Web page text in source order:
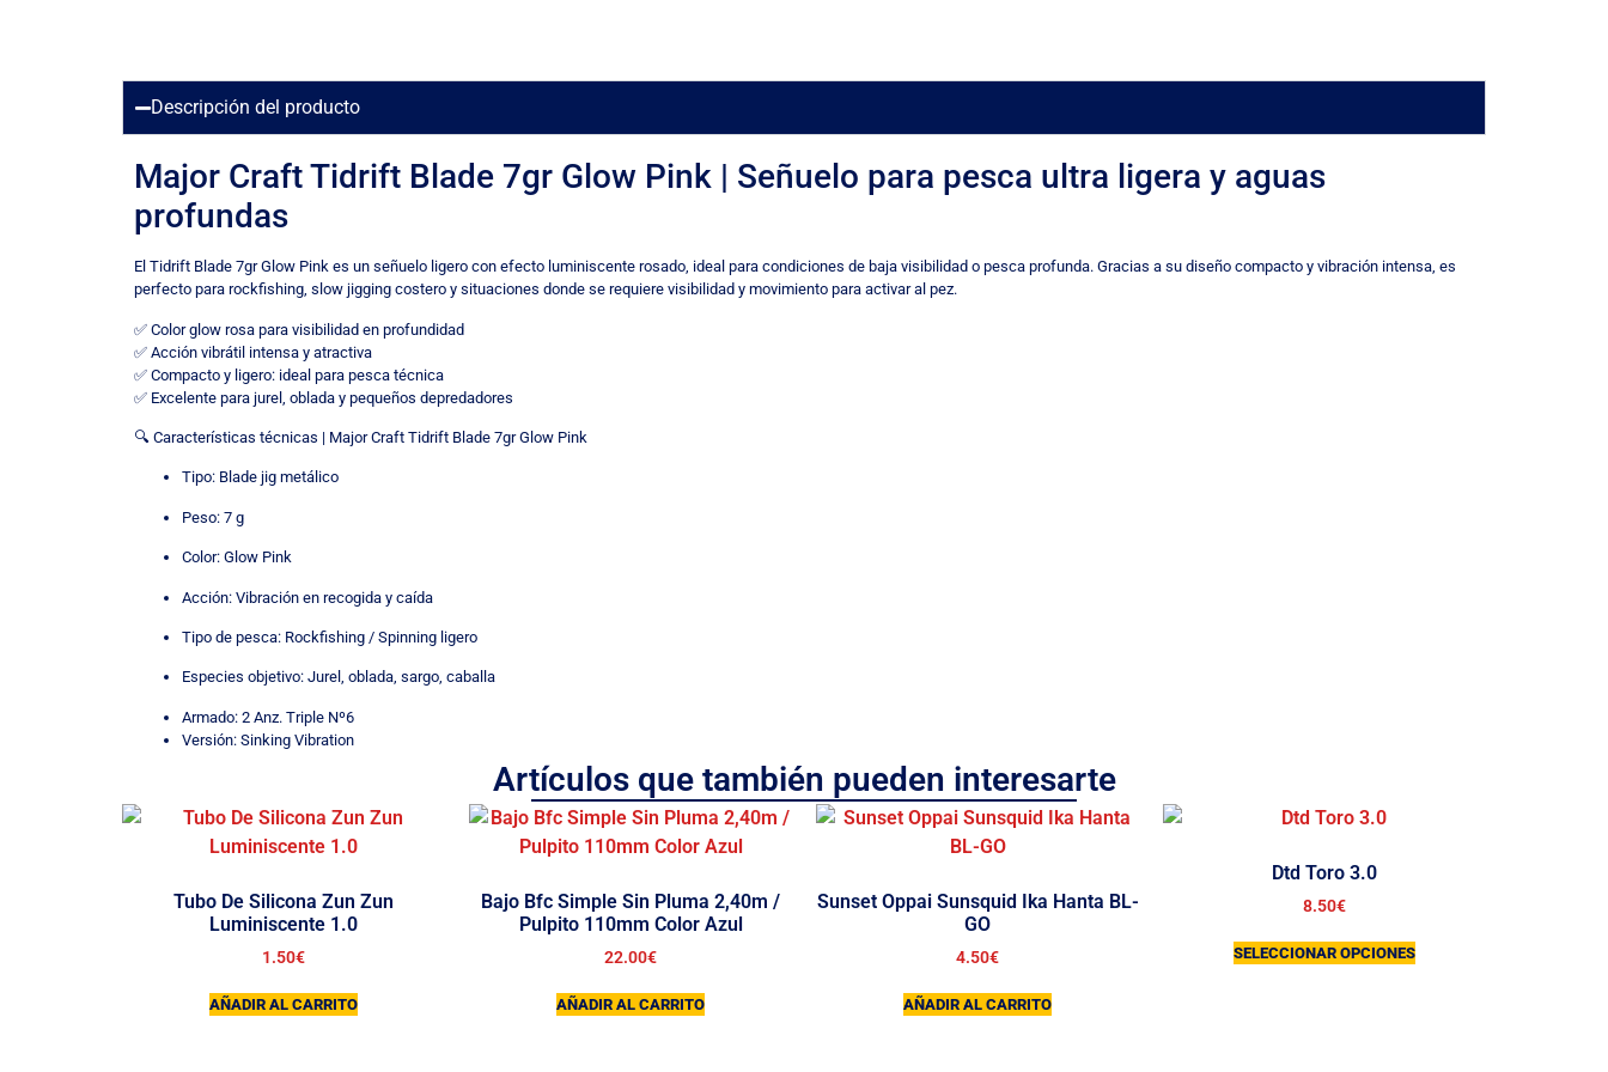
Descripción del producto
Major Craft Tidrift Blade 7gr Glow Pink | Señuelo para pesca ultra ligera y aguas
profundas
El Tidrift Blade 7gr Glow Pink es un señuelo ligero con efecto luminiscente rosado, ideal para condiciones de baja visibilidad o pesca profunda. Gracias a su diseño compacto y vibración intensa, es
perfecto para rockfishing, slow jigging costero y situaciones donde se requiere visibilidad y movimiento para activar al pez.
✅ Color glow rosa para visibilidad en profundidad
✅ Acción vibrátil intensa y atractiva
✅ Compacto y ligero: ideal para pesca técnica
✅ Excelente para jurel, oblada y pequeños depredadores
🔍 Características técnicas | Major Craft Tidrift Blade 7gr Glow Pink
Tipo: Blade jig metálico
Peso: 7 g
Color: Glow Pink
Acción: Vibración en recogida y caída
Tipo de pesca: Rockfishing / Spinning ligero
Especies objetivo: Jurel, oblada, sargo, caballa
Armado: 2 Anz. Triple Nº6
Versión: Sinking Vibration
Artículos que también pueden interesarte
Tubo De Silicona Zun Zun
Luminiscente 1.0
1.50€
AÑADIR AL CARRITO
Bajo Bfc Simple Sin Pluma 2,40m /
Pulpito 110mm Color Azul
22.00€
AÑADIR AL CARRITO
Sunset Oppai Sunsquid Ika Hanta BL-
GO
4.50€
AÑADIR AL CARRITO
Dtd Toro 3.0
8.50€
SELECCIONAR OPCIONES